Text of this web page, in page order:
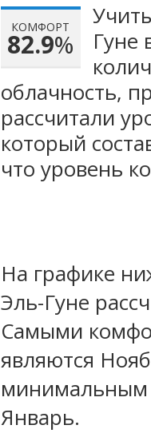
КОМФОРТ
82.9%
Гуне
облачность,
рассчитали
который
что уровень
На графике
Эль-Гуне
Самыми
являются
минимальным
Январь.